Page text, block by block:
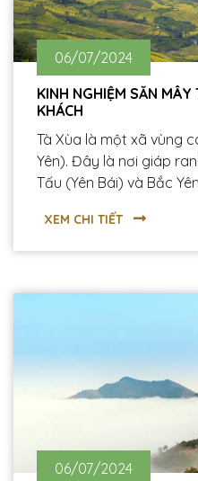
06/07/2024
KINH NGHIỆM SĂN
KHÁCH
Tà Xùa là một xã vùng
Yên). Đây là nơi giáp
Tấu (Yên Bái) và Bắc
bạn trẻ có thể “săn
Khủng Long” và đỉnh
XEM CHI TIẾT
06/07/2024